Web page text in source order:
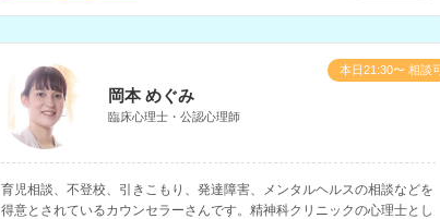
岡本 めぐみ
臨床心理士・公認心理師
育児相談、不登校、引きこもり、発達障害、メンタルヘルスの相談などを
得意とされているカウンセラーさんです。精神科クリニックの心理士とし
本日21:30〜 相談